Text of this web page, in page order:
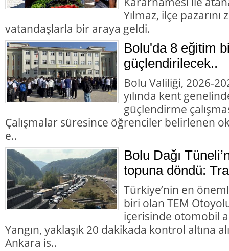
Yılmaz, ilçe
vatandaşlarla bir araya geldi.
Bolu'da 8 eğitim
güçlendirilecek..
Bolu Valiliği, 2026-
yılında kent
güçlendirme
Çalışmalar süresince öğrenciler belirlenen
e..
Bolu Dağı
topuna döndü:
Türkiye’nin en
biri olan TEM
içerisinde otomobil
Yangın, yaklaşık 20 dakikada kontrol altına
Ankara is..